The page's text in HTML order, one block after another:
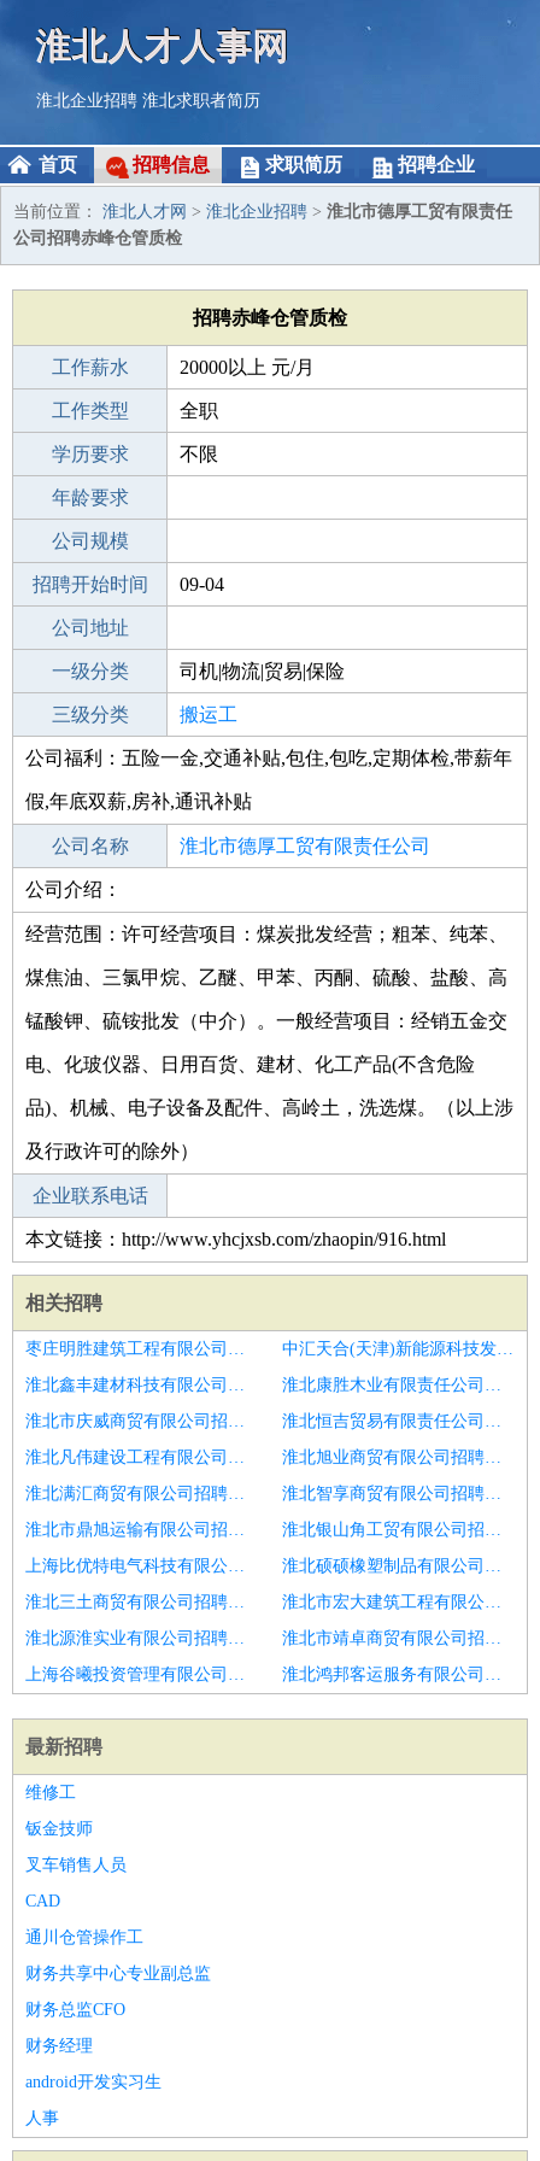
淮北人才人事网
淮北企业招聘 淮北求职者简历
首页 招聘信息 求职简历 招聘企业
当前位置： 淮北人才网 > 淮北企业招聘 > 淮北市德厚工贸有限责任
公司招聘赤峰仓管质检
招聘赤峰仓管质检
工作薪水 20000以上 元/月
招聘人数 若干
工作类型 全职
性别要求 -
学历要求 不限
工作经验
年龄要求
工作地点
公司规模
公司电话
招聘开始时间 09-04
招聘结束时间
公司地址
一级分类 司机|物流|贸易|保险
二级分类 物流/仓储
三级分类 搬运工
其他行业 计算机|互联网|通信|电子
公司福利：五险一金,交通补贴,包住,包吃,定期体检,带薪年
假,年底双薪,房补,通讯补贴
公司名称 淮北市德厚工贸有限责任公司
公司类型
公司介绍：
经营范围：许可经营项目：煤炭批发经营；粗苯、纯苯、
煤焦油、三氯甲烷、乙醚、甲苯、丙酮、硫酸、盐酸、高
锰酸钾、硫铵批发（中介）。一般经营项目：经销五金交
电、化玻仪器、日用百货、建材、化工产品(不含危险
品)、机械、电子设备及配件、高岭土，洗选煤。（以上涉
及行政许可的除外）
企业联系电话
本文链接：http://www.yhcjxsb.com/zhaopin/916.html
相关招聘
枣庄明胜建筑工程有限公司招聘台山仓管操作工
中汇天合(天津)新能源科技发展有限公司招聘仓管质检
淮北鑫丰建材科技有限公司招聘安宁仓管操作工
淮北康胜木业有限责任公司招聘荣县仓管操作工
淮北市庆威商贸有限公司招聘仓管质检
淮北恒吉贸易有限责任公司招聘东昌招质检
淮北凡伟建设工程有限公司招聘乳山招质检
淮北旭业商贸有限公司招聘东陵
淮北满汇商贸有限公司招聘通川仓管操作工
淮北智享商贸有限公司招聘长沙仓管质检
淮北市鼎旭运输有限公司招聘年终奖金
淮北银山角工贸有限公司招聘仓管质检
上海比优特电气科技有限公司招聘铁东仓管操作工
淮北硕硕橡塑制品有限公司招聘绥宁仓管操作工
淮北三土商贸有限公司招聘白银区仓管操作工
淮北市宏大建筑工程有限公司招聘南海仓管操作工
淮北源淮实业有限公司招聘碑林仓管操作工
淮北市靖卓商贸有限公司招聘焦作月入8k搬运工
上海谷曦投资管理有限公司招聘王益仓管操作工
淮北鸿邦客运服务有限公司招聘临渭仓管操作工
最新招聘
维修工
钣金技师
叉车销售人员
CAD
通川仓管操作工
财务共享中心专业副总监
财务总监CFO
财务经理
android开发实习生
人事